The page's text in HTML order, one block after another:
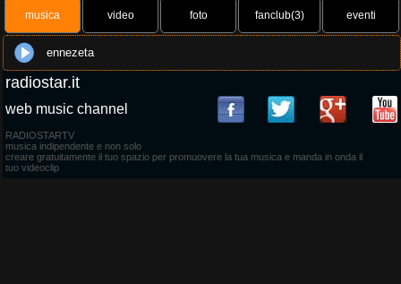
musica video foto fanclub(3) eventi
ennezeta
radiostar.it
web music channel
RADIOSTARTV
musica indipendente e non solo
creare gratuitamente il tuo spazio per promuovere la tua musica e manda in onda il
tuo videoclip